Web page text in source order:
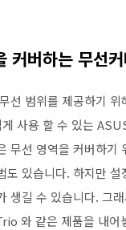
커버하는 무선
선 범위를 제공하기
사용 할 수 있는
무선 영역을 커버하기
도 있습니다. 하지만
생길 수 있습니다. 그
와 같은 제품을 내어